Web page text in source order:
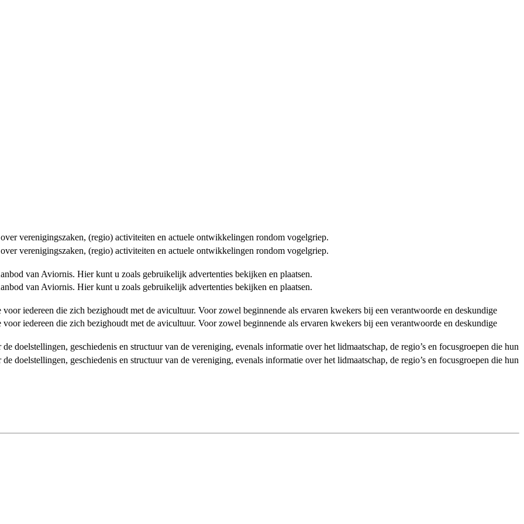
verenigingszaken, (regio) activiteiten en actuele ontwikkelingen rondom vogelgriep.
verenigingszaken, (regio) activiteiten en actuele ontwikkelingen rondom vogelgriep.
van Aviornis. Hier kunt u zoals gebruikelijk advertenties bekijken en plaatsen.
van Aviornis. Hier kunt u zoals gebruikelijk advertenties bekijken en plaatsen.
iedereen die zich bezighoudt met de avicultuur. Voor zowel beginnende als ervaren kwekers bij een verantwoorde en deskundige
iedereen die zich bezighoudt met de avicultuur. Voor zowel beginnende als ervaren kwekers bij een verantwoorde en deskundige
doelstellingen, geschiedenis en structuur van de vereniging, evenals informatie over het lidmaatschap, de regio’s en focusgroepen die hun
doelstellingen, geschiedenis en structuur van de vereniging, evenals informatie over het lidmaatschap, de regio’s en focusgroepen die hun